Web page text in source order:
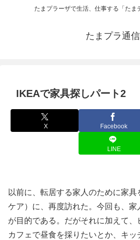
たまプラーザで生活、仕事する「たま
たまプラ通信
IKEAで家具探しパート2
X Facebook
LINE
以前に、転居する家人のために家具
ケア）に、再度訪れた。今回も、家
が目的である。だがそれに加えて
カフェで昼食を採りたいとか、キ